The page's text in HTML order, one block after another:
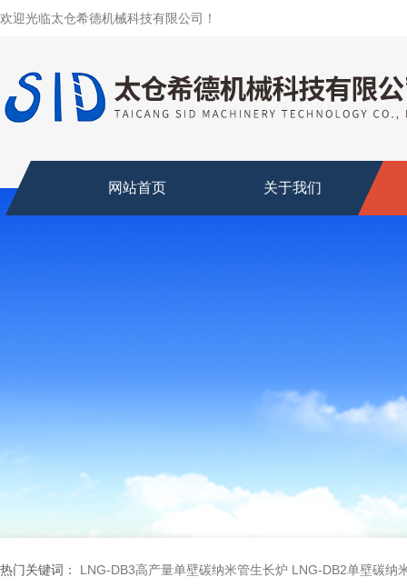
欢迎光临太仓希德机械科技有限公司！
网站首页 关于我们
热门关键词： LNG-DB3高产量单壁碳纳米管生长炉 LNG-DB2单壁碳纳